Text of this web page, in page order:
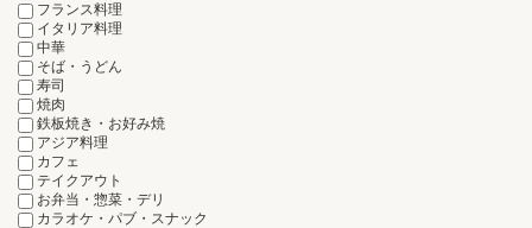
フランス料理
イタリア料理
中華
そば・うどん
寿司
焼肉
鉄板焼き・お好み焼
アジア料理
カフェ
テイクアウト
お弁当・惣菜・デリ
カラオケ・パブ・スナック